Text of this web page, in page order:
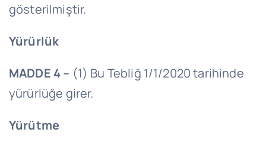
gösterilmiştir.
Yürürlük
MADDE 4 – (1) Bu Tebliğ 1/1/2020 tarihinde
yürürlüğe girer.
Yürütme